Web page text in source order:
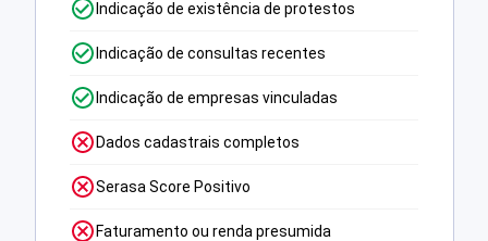
Indicação de existência de protestos
Indicação de consultas recentes
Indicação de empresas vinculadas
Dados cadastrais completos
Serasa Score Positivo
Faturamento ou renda presumida